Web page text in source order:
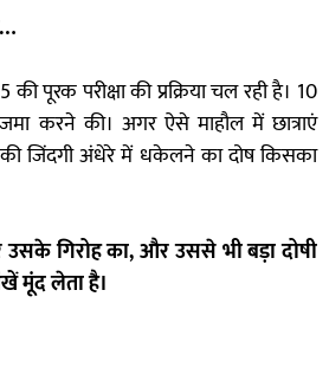
पूरक परीक्षा की प्रक्रिया चल रही है। 10
करने की। अगर ऐसे माहौल में छात्राएं
जिंदगी अंधेरे में धकेलने का दोष किसका
गिरोह का, और उससे भी बड़ा दोषी
मूंद लेता है।